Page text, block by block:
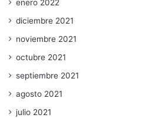
enero 2022
diciembre 2021
noviembre 2021
octubre 2021
septiembre 2021
agosto 2021
julio 2021